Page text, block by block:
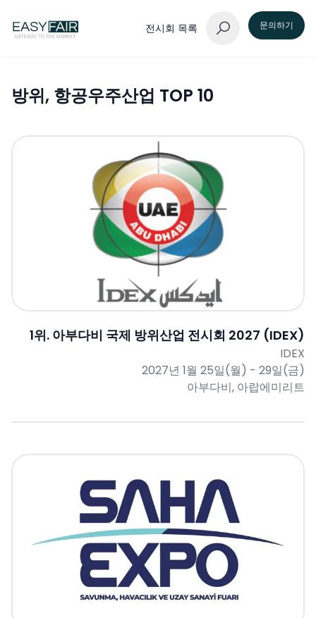
전시회 목록 문의하기
방위, 항공우주산업 TOP 10
1위. 아부다비 국제 방위산업 전시회 2027 (IDEX)
IDEX
2027년 1월 25일(월) - 29일(금)
아부다비, 아랍에미리트